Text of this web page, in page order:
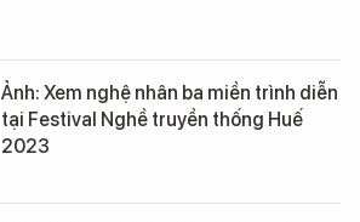
Ảnh: Xem nghệ nhân ba miền trình diễn
tại Festival Nghề truyền thống Huế
2023